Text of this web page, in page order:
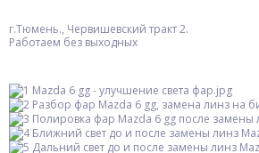
г.Тюмень., Червишевский тракт 2.
Работаем без выходных